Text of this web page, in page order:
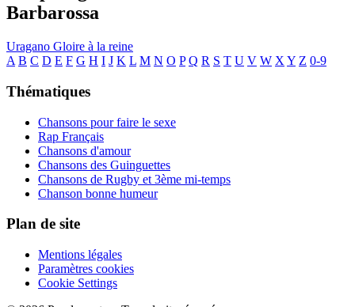
Barbarossa
Uragano Gloire à la reine
A B C D E F G H I J K L M N O P Q R S T U V W X Y Z 0-9
Thématiques
Chansons pour faire le sexe
Rap Français
Chansons d'amour
Chansons des Guinguettes
Chansons de Rugby et 3ème mi-temps
Chanson bonne humeur
Plan de site
Mentions légales
Paramètres cookies
Cookie Settings